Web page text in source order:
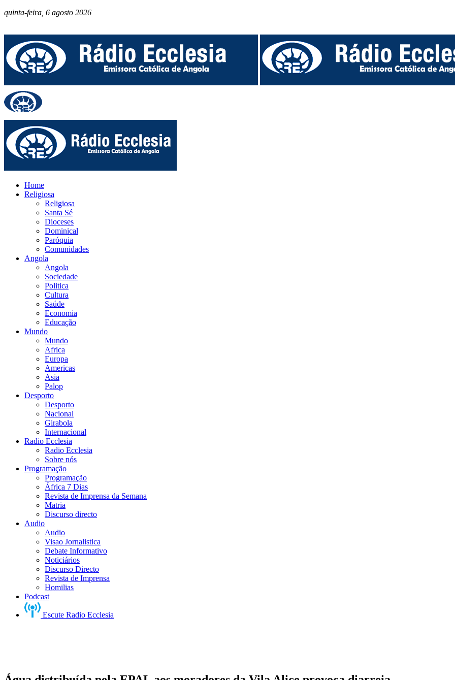
quinta-feira, 6 agosto 2026
Home
Religiosa
Religiosa
Santa Sé
Dioceses
Dominical
Paróquia
Comunidades
Angola
Angola
Sociedade
Politica
Cultura
Saúde
Economia
Educação
Mundo
Mundo
Africa
Europa
Americas
Asia
Palop
Desporto
Desporto
Nacional
Girabola
Internacional
Radio Ecclesia
Radio Ecclesia
Sobre nós
Programação
Programação
África 7 Dias
Revista de Imprensa da Semana
Matria
Discurso directo
Audio
Audio
Visao Jornalistica
Debate Informativo
Noticiários
Discurso Directo
Revista de Imprensa
Homilias
Podcast
Escute Radio Ecclesia